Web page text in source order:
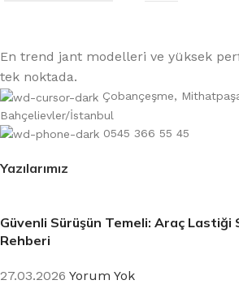
En trend jant modelleri ve yüksek
tek noktada.
Çobançeşme,
Bahçelievler/İstanbul
0545 366 55 45
Yazılarımız
Güvenli Sürüşün Temeli: Araç Lastiği
Rehberi
27.03.2026 Yorum Yok